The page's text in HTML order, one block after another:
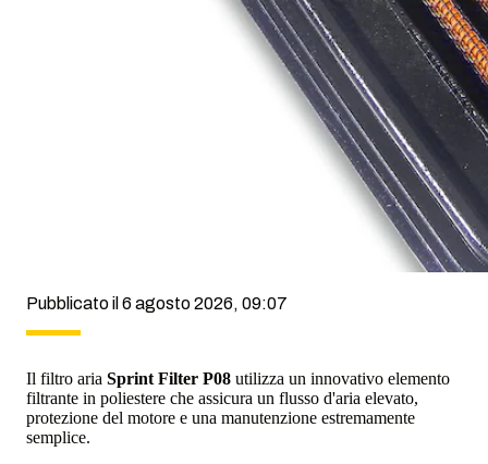
Pubblicato il 6 agosto 2026, 09:07
Il filtro aria Sprint Filter P08 utilizza un innovativo elemento
filtrante in poliestere che assicura un flusso d'aria elevato,
protezione del motore e una manutenzione estremamente
semplice.